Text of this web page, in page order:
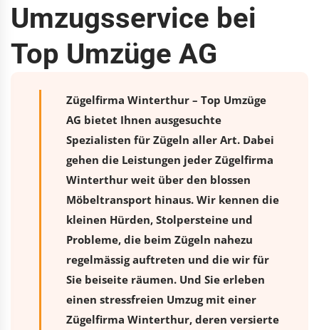
Umzugsservice bei
Top Umzüge AG
Zügelfirma Winterthur – Top Umzüge
AG bietet Ihnen ausgesuchte
Spezialisten für Zügeln aller Art. Dabei
gehen die Leistungen jeder Zügelfirma
Winterthur weit über den blossen
Möbeltransport hinaus. Wir kennen die
kleinen Hürden, Stolpersteine und
Probleme, die beim Zügeln nahezu
regelmässig auftreten und die wir für
Sie beiseite räumen. Und Sie erleben
einen stressfreien Umzugmit einer
Zügelfirma Winterthur, deren versierte